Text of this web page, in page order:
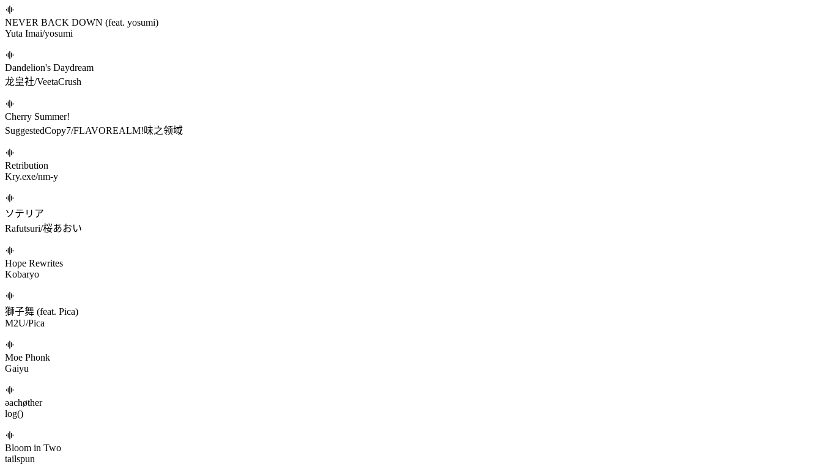
NEVER BACK DOWN (feat. yosumi)
Yuta Imai/yosumi
Dandelion's Daydream
龙皇社/VeetaCrush
Cherry Summer!
SuggestedCopy7/FLAVOREALM!味之领域
Retribution
Kry.exe/nm-y
ソテリア
Rafutsuri/桜あおい
Hope Rewrites
Kobaryo
獅子舞 (feat. Pica)
M2U/Pica
Moe Phonk
Gaiyu
əachøther
log()
Bloom in Two
tailspun